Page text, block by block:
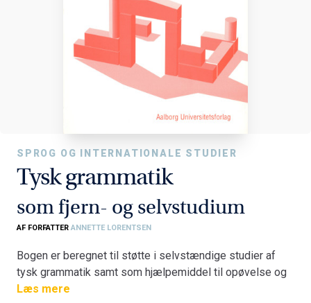
SPROG OG INTERNATIONALE STUDIER
Tysk grammatik
som fjern- og selvstudium
AF FORFATTER ANNETTE LORENTSEN
Bogen er beregnet til støtte i selvstændige studier af
tysk grammatik samt som hjælpemiddel til opøvelse og
check af selvstændig forståelse af grammatiske emner.
Læs mere